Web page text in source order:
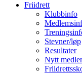
Friidrett
Klubbinfo
Stevner/løp
Resultater
Nytt